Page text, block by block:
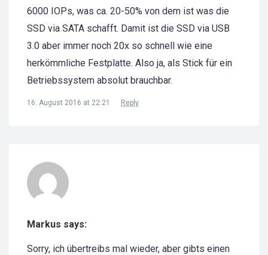
6000 IOPs, was ca. 20-50% von dem ist was die
SSD via SATA schafft. Damit ist die SSD via USB
3.0 aber immer noch 20x so schnell wie eine
herkömmliche Festplatte. Also ja, als Stick für ein
Betriebssystem absolut brauchbar.
16. August 2016 at 22:21 Reply
Markus says:
Sorry, ich übertreibs mal wieder, aber gibts einen